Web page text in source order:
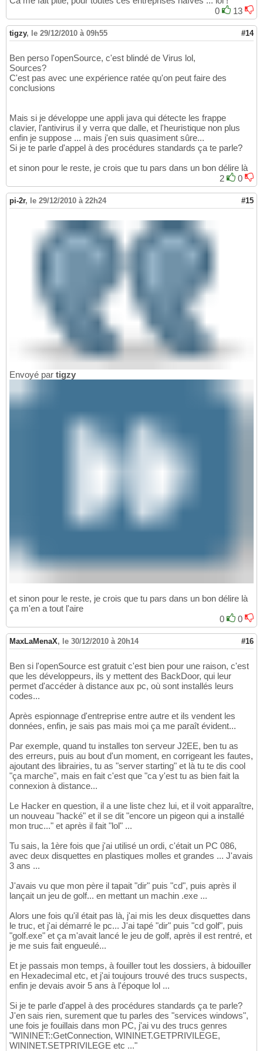
0
13
tigzy, le 29/12/2010 à 09h55 #14
Ben perso l'openSource, c'est blindé de Virus lol,
Sources?
C'est pas avec une expérience ratée qu'on peut faire des
conclusions
Mais si je développe une appli java qui détecte les frappe
clavier, l'antivirus il y verra que dalle, et l'heuristique non plus
enfin je suppose ... mais j'en suis quasiment sûre...
Si je te parle d'appel à des procédures standards ça te parle?
et sinon pour le reste, je crois que tu pars dans un bon délire là
2
0
pi-2r, le 29/12/2010 à 22h24 #15
Envoyé par tigzy
et sinon pour le reste, je crois que tu pars dans un bon délire là
ça m'en a tout l'aire
0
0
MaxLaMenaX, le 30/12/2010 à 20h14 #16
Ben si l'openSource est gratuit c'est bien pour une raison, c'est
que les développeurs, ils y mettent des BackDoor, qui leur
permet d'accéder à distance aux pc, où sont installés leurs
codes...
Après espionnage d'entreprise entre autre et ils vendent les
données, enfin, je sais pas mais moi ça me paraît évident...
Par exemple, quand tu installes ton serveur J2EE, ben tu as
des erreurs, puis au bout d'un moment, en corrigeant les fautes,
ajoutant des librairies, tu as "server starting" et là tu te dis cool
"ça marche", mais en fait c'est que "ca y'est tu as bien fait la
connexion à distance...
Le Hacker en question, il a une liste chez lui, et il voit apparaître,
un nouveau "hacké" et il se dit "encore un pigeon qui a installé
mon truc..." et après il fait "lol" ...
Tu sais, la 1ère fois que j'ai utilisé un ordi, c'était un PC 086,
avec deux disquettes en plastiques molles et grandes ... J'avais
3 ans ...
J'avais vu que mon père il tapait "dir" puis "cd", puis après il
lançait un jeu de golf... en mettant un machin .exe ...
Alors une fois qu'il était pas là, j'ai mis les deux disquettes dans
le truc, et j'ai démarré le pc... J'ai tapé "dir" puis "cd golf", puis
"golf.exe" et ça m'avait lancé le jeu de golf, après il est rentré, et
je me suis fait engueulé...
Et je passais mon temps, à fouiller tout les dossiers, à bidouiller
en Hexadecimal etc, et j'ai toujours trouvé des trucs suspects,
enfin je devais avoir 5 ans à l'époque lol ...
Si je te parle d'appel à des procédures standards ça te parle?
J'en sais rien, surement que tu parles des "services windows",
une fois je fouillais dans mon PC, j'ai vu des trucs genres
"WININET::GetConnection, WININET.GETPRIVILEGE,
WININET.SETPRIVILEGE etc ..."